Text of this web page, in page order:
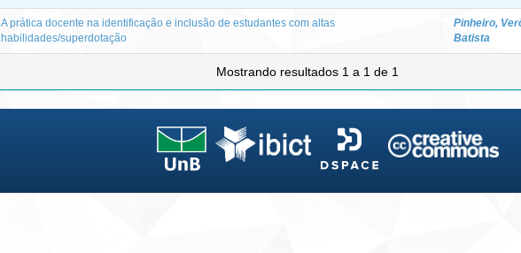
A prática docente na identificação e inclusão de estudantes com altas
habilidades/superdotação
Pinheiro,
Batista
Mostrando resultados 1 a 1 de 1